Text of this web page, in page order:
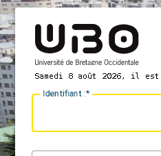
Identifiant :